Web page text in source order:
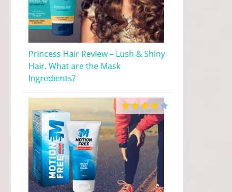
Princess Hair Review – Lush & Shiny
Hair. What are the Mask
Ingredients?